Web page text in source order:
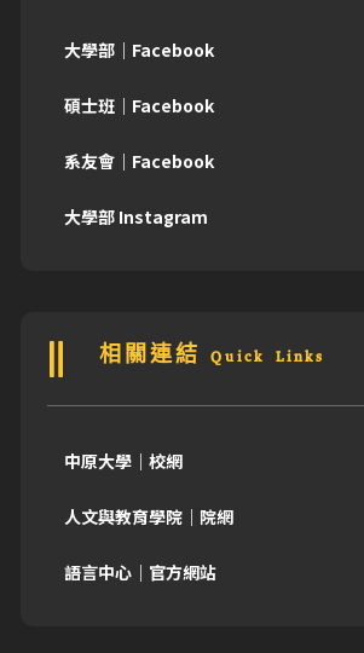
大學部｜Facebook
碩士班｜Facebook
系友會｜Facebook
大學部 Instagram
相關連結 Quick Links
中原大學｜校網
人文與教育學院｜院網
語言中心｜官方網站